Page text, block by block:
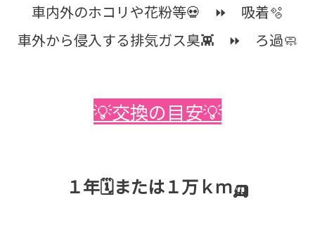
車内外のホコリや花粉等💀 ⏩ 吸着🫧
車外から侵入する排気ガス臭👾 ⏩ ろ過🧼
💡交換の目安💡
１年🗓️または１万ｋｍ🛺